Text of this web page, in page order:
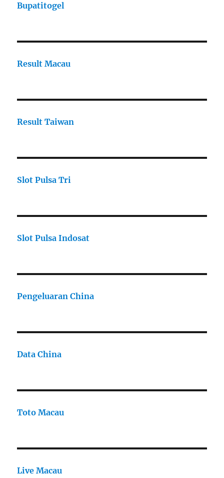
Bupatitogel
Result Macau
Result Taiwan
Slot Pulsa Tri
Slot Pulsa Indosat
Pengeluaran China
Data China
Toto Macau
Live Macau